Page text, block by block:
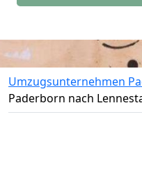
Umzugsunternehmen
Paderborn nach